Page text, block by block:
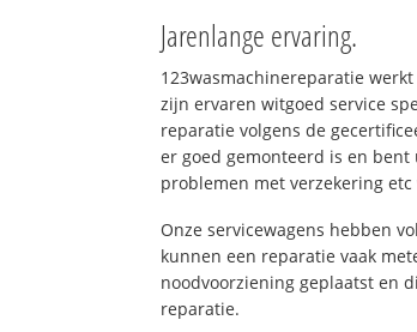
Jarenlange ervaring.
123wasmachinereparatie
zijn ervaren witgoed service
reparatie volgens de
er goed gemonteerd is en
problemen met verzekering
Onze servicewagens hebben
kunnen een reparatie vaak
noodvoorziening geplaatst en
reparatie.